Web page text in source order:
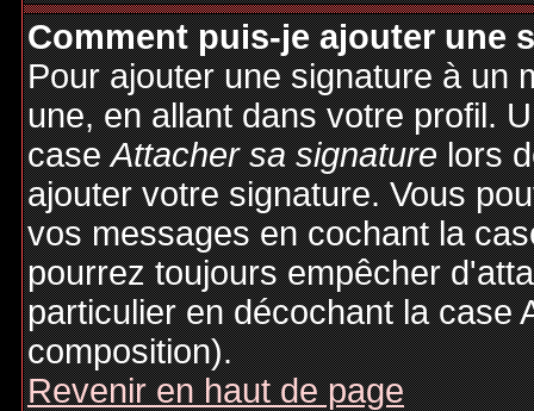
Comment puis-je ajouter une
Pour ajouter une signature à un
une, en allant dans votre profil.
caseAttacher sa signaturelors
ajouter votre signature. Vous
vos messages en cochant la
pourrez toujours empêcher
particulier en décochant la case
composition).
Revenir en haut de page